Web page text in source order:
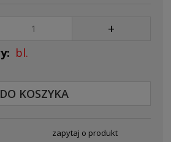
+
bl.
DO KOSZYKA
zapytaj o produkt